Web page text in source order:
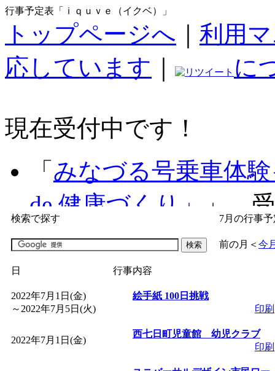
行事予定表「ｉｑｕｖｅ（イクベ）」
トップページへ
利用
応しています
に
現在受付中です！
「 みなづる号乗車体
de 健康づくり」
」 受
「子育て交流広場「
間：2026/07/09～
「皆鶴姫のこびる塾
～」 受付期間：～
検索で探す 7月の行事
前の月 ＜ 今
日 行事内容
2022年7月1日(金)
～ 2022年7月5日(火)
絵手紙 100日挑戦
印刷
2022年7月1日(金)
西七日町児童館 幼児クラブ
印刷